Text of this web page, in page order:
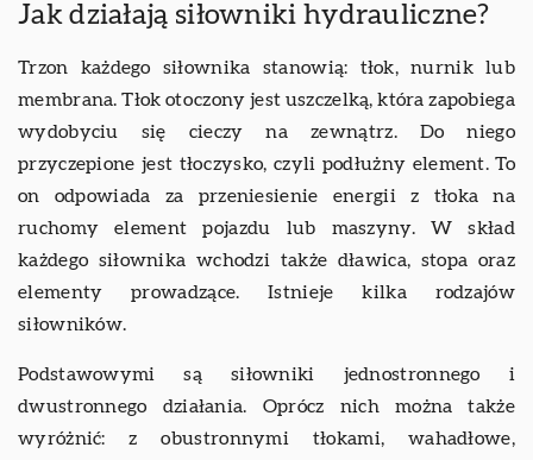
Jak działają siłowniki hydrauliczne?
Trzon każdego siłownika stanowią: tłok, nurnik lub
membrana. Tłok otoczony jest uszczelką, która zapobiega
wydobyciu się cieczy na zewnątrz. Do niego
przyczepione jest tłoczysko, czyli podłużny element. To
on odpowiada za przeniesienie energii z tłoka na
ruchomy element pojazdu lub maszyny. W skład
każdego siłownika wchodzi także dławica, stopa oraz
elementy prowadzące. Istnieje kilka rodzajów
siłowników.
Podstawowymi są siłowniki jednostronnego i
dwustronnego działania. Oprócz nich można także
wyróżnić: z obustronnymi tłokami, wahadłowe,